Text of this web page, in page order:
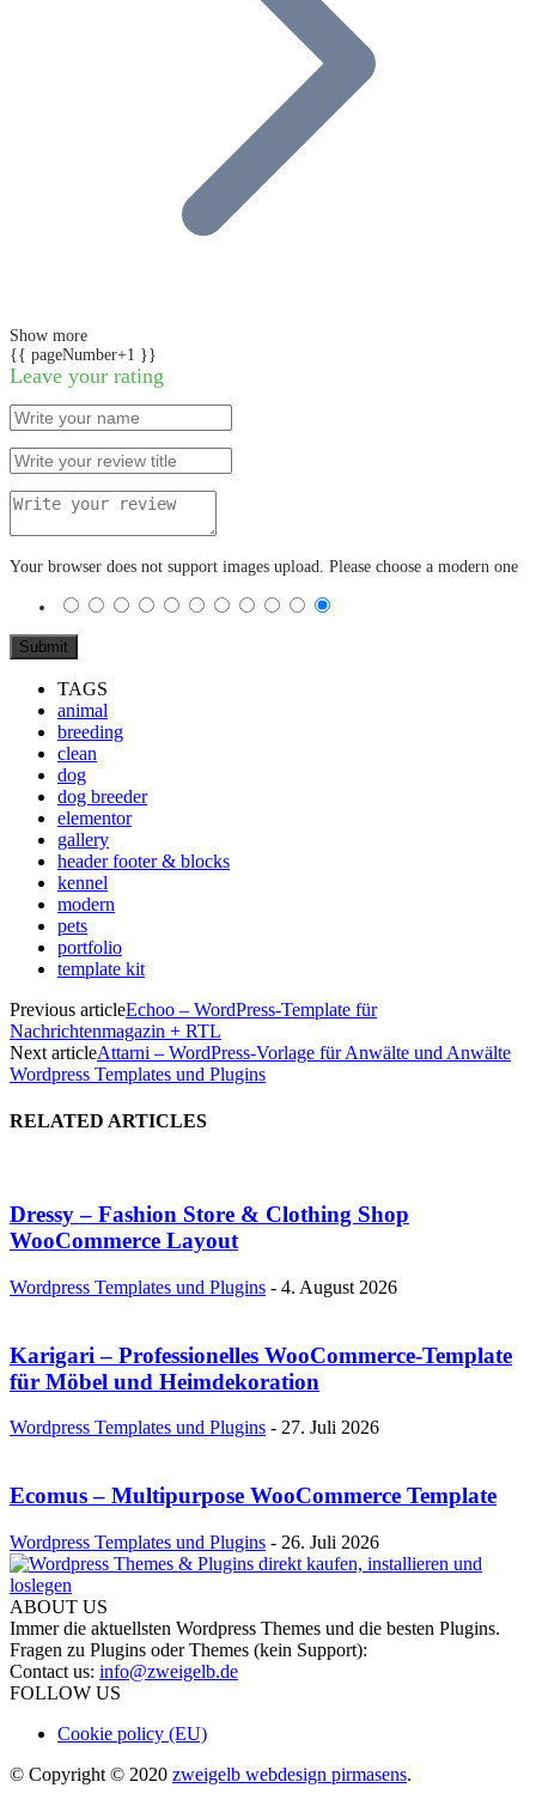
Show more
{{ pageNumber+1 }}
Leave your rating
Your browser does not support images upload. Please choose a modern one
TAGS
animal
breeding
clean
dog
dog breeder
elementor
gallery
header footer & blocks
kennel
modern
pets
portfolio
template kit
Previous articleEchoo – WordPress-Template für
Nachrichtenmagazin + RTL
Next articleAttarni – WordPress-Vorlage für Anwälte und Anwälte
Wordpress Templates und Plugins
RELATED ARTICLES
Dressy – Fashion Store & Clothing Shop
WooCommerce Layout
Wordpress Templates und Plugins - 4. August 2026
Karigari – Professionelles WooCommerce-Template
für Möbel und Heimdekoration
Wordpress Templates und Plugins - 27. Juli 2026
Ecomus – Multipurpose WooCommerce Template
Wordpress Templates und Plugins - 26. Juli 2026
ABOUT US
Immer die aktuellsten Wordpress Themes und die besten Plugins.
Fragen zu Plugins oder Themes (kein Support):
Contact us: info@zweigelb.de
FOLLOW US
Cookie policy (EU)
© Copyright © 2020 zweigelb webdesign pirmasens.